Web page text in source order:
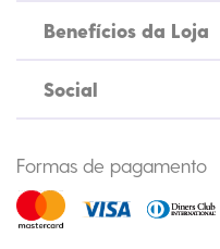
Benefícios da Loja
Social
Formas de pagamento